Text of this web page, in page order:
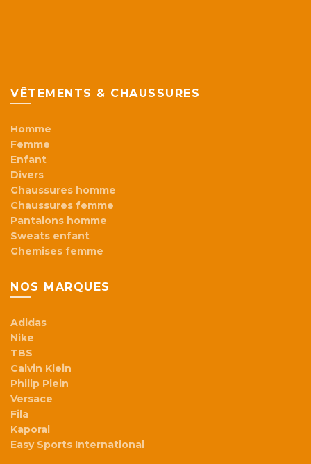
VÊTEMENTS & CHAUSSURES
Homme
Femme
Enfant
Divers
Chaussures homme
Chaussures femme
Pantalons homme
Sweats enfant
Chemises femme
NOS MARQUES
Adidas
Nike
TBS
Calvin Klein
Philip Plein
Versace
Fila
Kaporal
Easy Sports International